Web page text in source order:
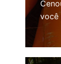
você